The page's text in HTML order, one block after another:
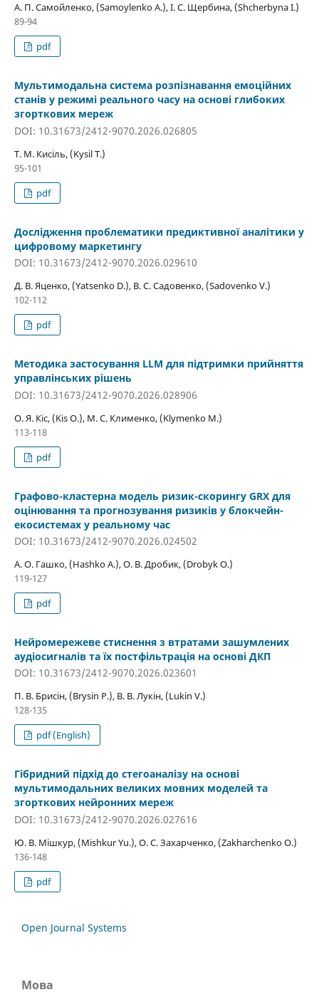
А. П. Самойленко, (Samoylenko A.), І. С. Щербина, (Shcherbyna I.)
89-94
pdf
Мультимодальна система розпізнавання емоційних
станів у режимі реального часу на основі глибоких
згорткових мереж
DOI: 10.31673/2412-9070.2026.026805
Т. М. Кисіль, (Kysil T.)
95-101
pdf
Дослідження проблематики предиктивної аналітики у
цифровому маркетингу
DOI: 10.31673/2412-9070.2026.029610
Д. В. Яценко, (Yatsenko D.), В. С. Садовенко, (Sadovenko V.)
102-112
pdf
Методика застосування LLM для підтримки прийняття
управлінських рішень
DOI: 10.31673/2412-9070.2026.028906
О. Я. Кіс, (Kis O.), М. С. Клименко, (Klymenko M.)
113-118
pdf
Графово-кластерна модель ризик-скорингу GRX для
оцінювання та прогнозування ризиків у блокчейн-
екосистемах у реальному час
DOI: 10.31673/2412-9070.2026.024502
А. О. Гашко, (Hashko A.), О. В. Дробик, (Drobyk O.)
119-127
pdf
Нейромережеве стиснення з втратами зашумлених
аудіосигналів та їх постфільтрація на основі ДКП
DOI: 10.31673/2412-9070.2026.023601
П. В. Брисін, (Brysin P.), В. В. Лукін, (Lukin V.)
128-135
pdf (English)
Гібридний підхід до стегоаналізу на основі
мультимодальних великих мовних моделей та
згорткових нейронних мереж
DOI: 10.31673/2412-9070.2026.027616
Ю. В. Мішкур, (Mishkur Yu.), О. С. Захарченко, (Zakharchenko O.)
136-148
pdf
Open Journal Systems
Мова